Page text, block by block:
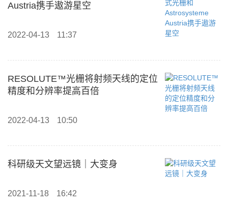
Austria携手遨游星空
2022-04-13 11:37
RESOLUTE™光栅将射频天线的定位
精度和分辨率提高百倍
2022-04-13 10:50
科研级天文望远镜｜大变身
2021-11-18 16:42